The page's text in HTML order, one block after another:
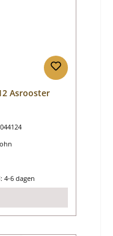
Asrooster
4-6 dagen